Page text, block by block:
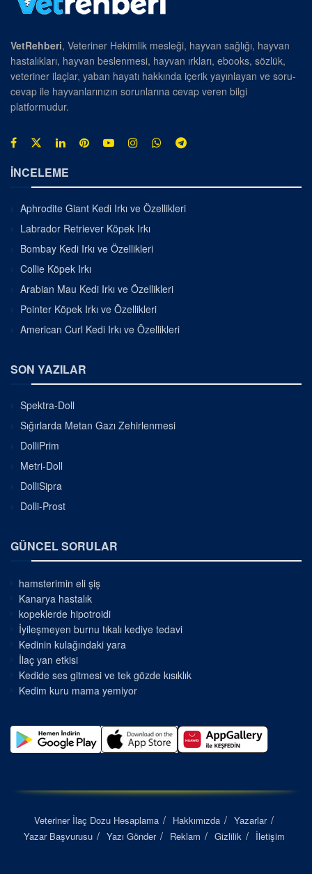
VetRehberi, Veteriner Hekimlik mesleği, hayvan sağlığı, hayvan
hastalıkları, hayvan beslenmesi, hayvan ırkları, ebooks, sözlük,
veteriner ilaçlar, yaban hayatı hakkında içerik yayınlayan ve soru-
cevap ile hayvanlarınızın sorunlarına cevap veren bilgi
platformudur.
İNCELEME
Aphrodite Giant Kedi Irkı ve Özellikleri
Labrador Retriever Köpek Irkı
Bombay Kedi Irkı ve Özellikleri
Collie Köpek Irkı
Arabian Mau Kedi Irkı ve Özellikleri
Pointer Köpek Irkı ve Özellikleri
American Curl Kedi Irkı ve Özellikleri
SON YAZILAR
Spektra-Doll
Sığırlarda Metan Gazı Zehirlenmesi
DolliPrim
Metri-Doll
DolliSipra
Dolli-Prost
GÜNCEL SORULAR
hamsterimin eli şiş
Kanarya hastalık
kopeklerde hipotroidi
İyileşmeyen burnu tıkalı kediye tedavi
Kedinin kulağındaki yara
İlaç yan etkisi
Kedide ses gitmesi ve tek gözde kısıklık
Kedim kuru mama yemiyor
Veteriner İlaç Dozu Hesaplama Hakkımızda
Yazarlar
Yazar Başvurusu
Yazı Gönder Reklam Gizlilik İletişim